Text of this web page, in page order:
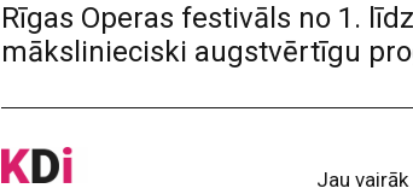
Rīgas Operas festivāls no 1.
mākslinieciski augstvērtīgu
Jau